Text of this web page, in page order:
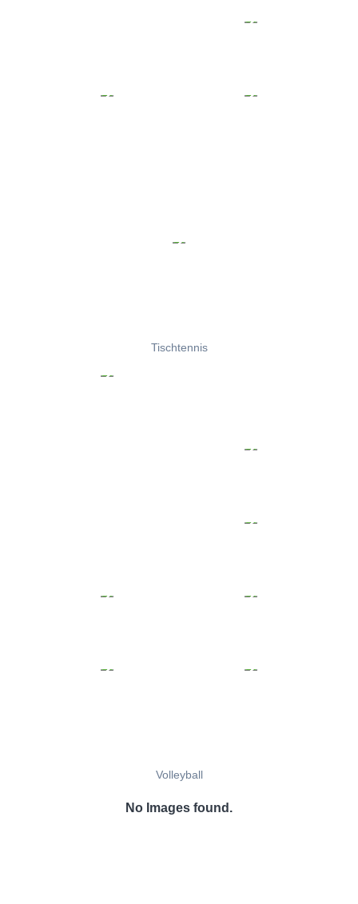
Tischtennis
Volleyball
No Images found.